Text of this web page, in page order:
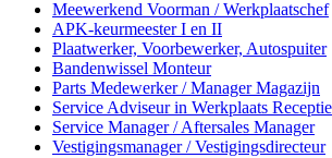
Meewerkend Voorman / Werkplaatschef
APK-keurmeester I en II
Plaatwerker, Voorbewerker, Autospuiter
Bandenwissel Monteur
Parts Medewerker / Manager Magazijn
Service Adviseurin Werkplaats Receptie
Service Manager / Aftersales Manager
Vestigingsmanager / Vestigingsdirecteur